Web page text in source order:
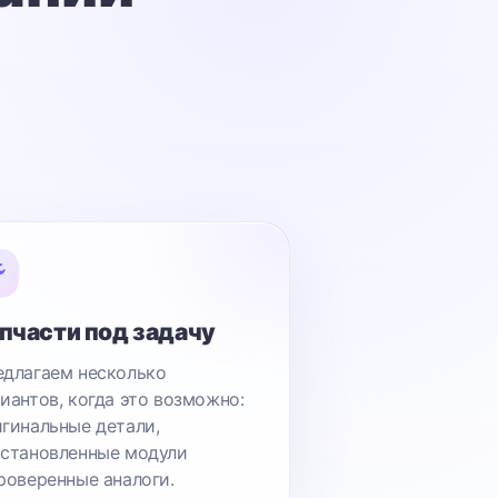
под задачу
несколько
когда это возможно:
детали,
модули
аналоги.